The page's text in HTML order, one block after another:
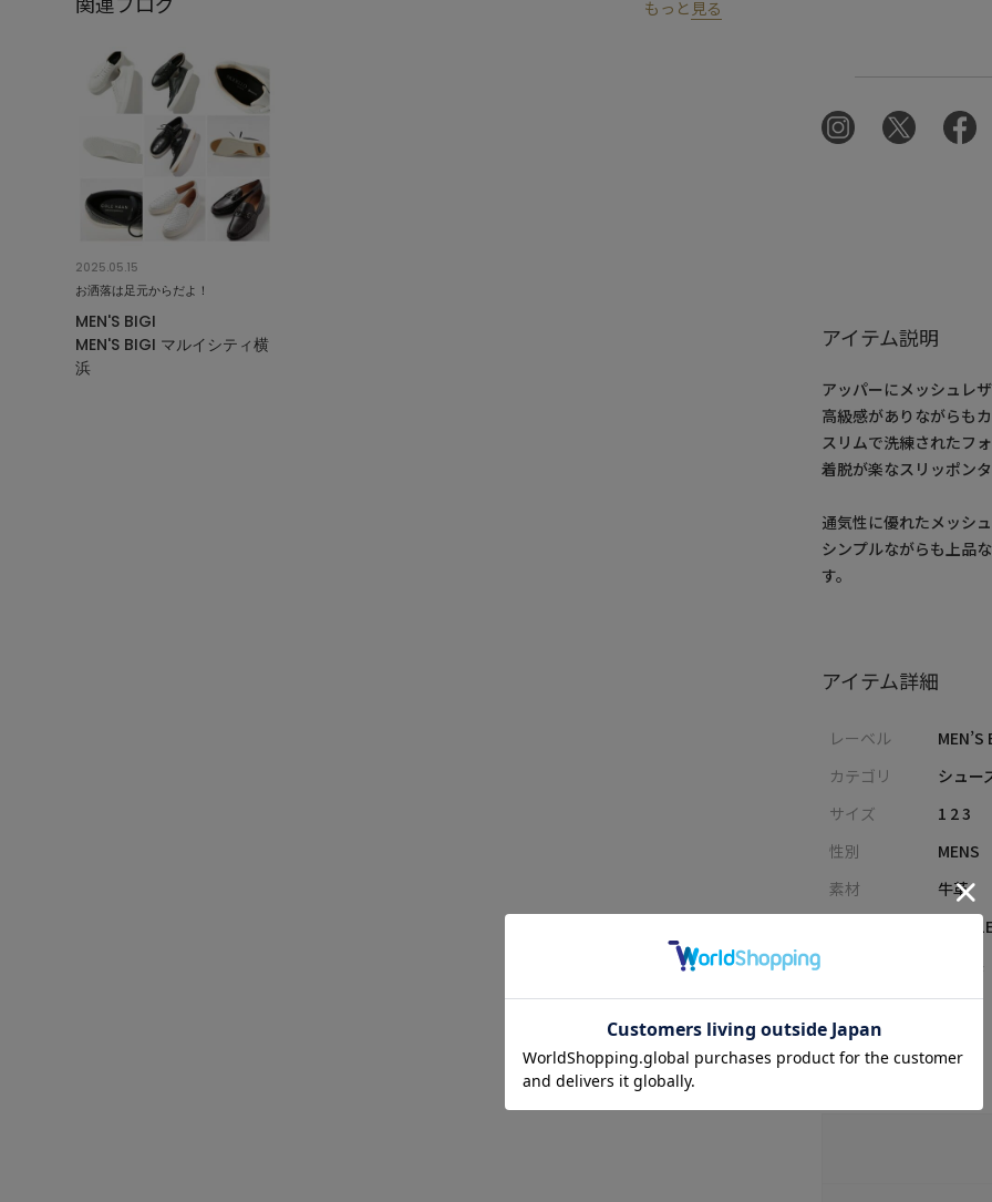
もっと 見る
2025.05.15
お洒落は足元からだよ！
MEN'S BIGI
MEN'S BIGI マルイシティ横
浜
アイテム説明
アッパーにメッシュレ
高級感がありながらも
スリムで洗練されたフォ
着脱が楽なスリッポン
通気性に優れたメッシ
シンプルながらも上品
す。
アイテム詳細
レーベル
MEN’S
カテゴリ
シュー
サイズ
1 2 3
性別
MENS
素材
牛革
中国製